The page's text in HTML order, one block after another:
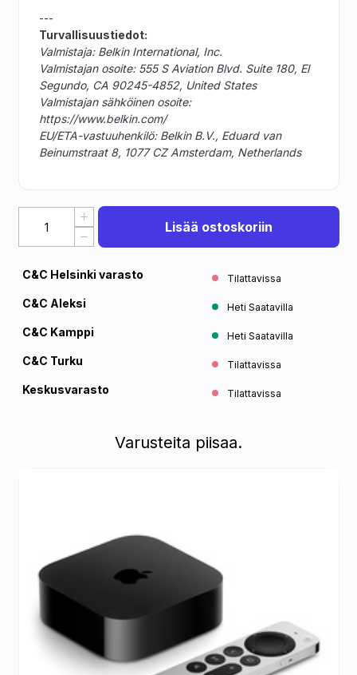
---
Turvallisuustiedot:
Valmistaja: Belkin International, Inc.
Valmistajan osoite: 555 S Aviation Blvd. Suite 180, El
Segundo, CA 90245-4852, United States
Valmistajan sähköinen osoite:
https://www.belkin.com/
EU/ETA-vastuuhenkilö: Belkin B.V., Eduard van
Beinumstraat 8, 1077 CZ Amsterdam, Netherlands
Lisää ostoskoriin
C&C Helsinki varasto Tilattavissa
C&C Aleksi Heti Saatavilla
C&C Kamppi Heti Saatavilla
C&C Turku Tilattavissa
Keskusvarasto Tilattavissa
Varusteita piisaa.